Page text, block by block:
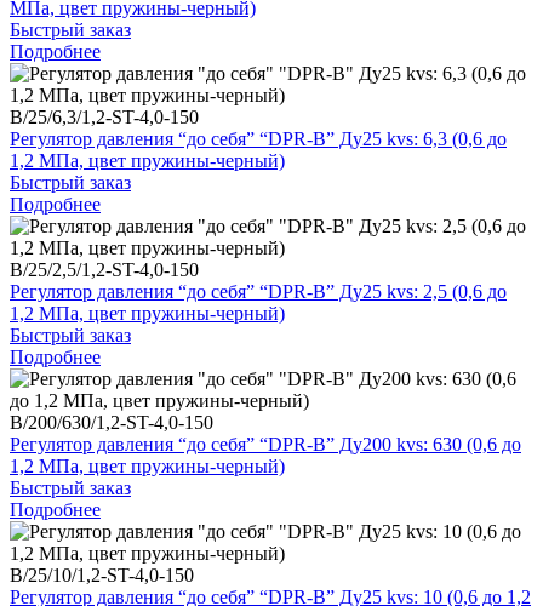
МПа, цвет пружины-черный)
Быстрый заказ
Подробнее
B/25/6,3/1,2-ST-4,0-150
Регулятор давления “до себя” “DPR-B” Ду25 kvs: 6,3 (0,6 до
1,2 МПа, цвет пружины-черный)
Быстрый заказ
Подробнее
B/25/2,5/1,2-ST-4,0-150
Регулятор давления “до себя” “DPR-B” Ду25 kvs: 2,5 (0,6 до
1,2 МПа, цвет пружины-черный)
Быстрый заказ
Подробнее
B/200/630/1,2-ST-4,0-150
Регулятор давления “до себя” “DPR-B” Ду200 kvs: 630 (0,6 до
1,2 МПа, цвет пружины-черный)
Быстрый заказ
Подробнее
B/25/10/1,2-ST-4,0-150
Регулятор давления “до себя” “DPR-B” Ду25 kvs: 10 (0,6 до 1,2